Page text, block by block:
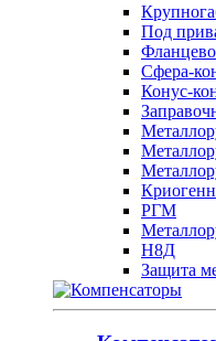
Под
Сфера-
Конус-
РГМ
Н8Д
Защита